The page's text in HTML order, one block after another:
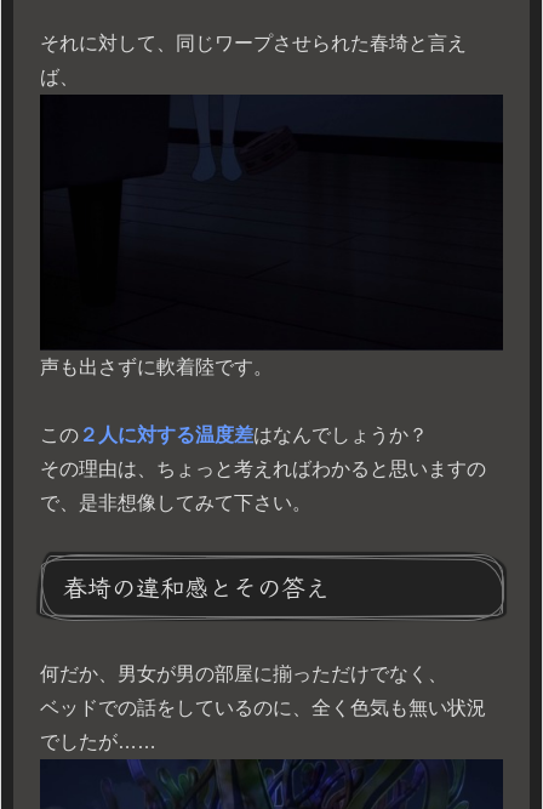
それに対して、同じワープさせられた春埼と言え
ば、
声も出さずに軟着陸です。
この ２人に対する温度差はなんでしょうか？
その理由は、ちょっと考えればわかると思いますの
で、是非想像してみて下さい。
春埼の違和感とその答え
何だか、男女が男の部屋に揃っただけでなく、
ベッドでの話をしているのに、全く色気も無い状況
でしたが……